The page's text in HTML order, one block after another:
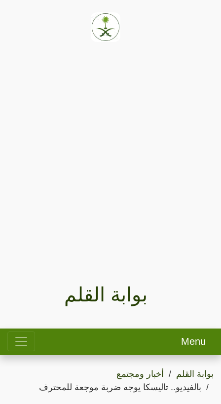
بوابة القلم
Menu
بوابة القلم
أخبار ومجتمع
بالفيديو.. تاليسكا يوجه ضربة موجعة للمحترف